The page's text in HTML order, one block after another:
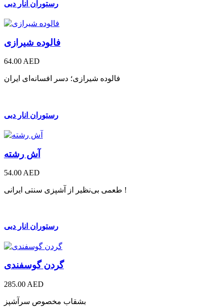
رستوران انار دبی
فالوده شیرازی
64.00 AED
فالوده شیرازی؛ دسر افسانه‌ای ایران
رستوران انار دبی
آش رشته
54.00 AED
طعمی بی‌نظیر از آشپزی سنتی ایرانی !
رستوران انار دبی
گردن گوسفندی
285.00 AED
بشقاب مخصوص سرآشپز